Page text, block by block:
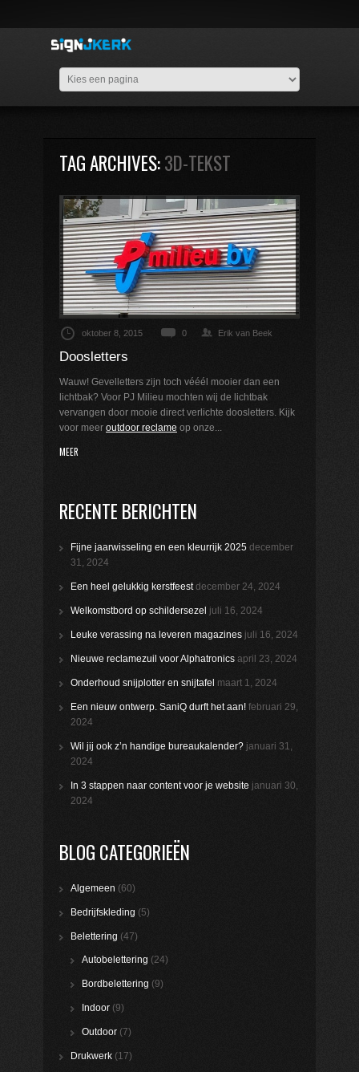
TAG ARCHIVES:3D-TEKST
oktober 8, 2015 0 Erik van Beek
Doosletters
Wauw! Gevelletters zijn toch vééél mooier dan een
lichtbak? Voor PJ Milieu mochten wij de lichtbak
vervangen door mooie direct verlichte doosletters. Kijk
voor meer outdoor reclame op onze...
MEER
RECENTE BERICHTEN
Fijne jaarwisseling en een kleurrijk 2025 december
31, 2024
Een heel gelukkig kerstfeest december 24, 2024
Welkomstbord op schildersezel juli 16, 2024
Leuke verassing na leveren magazines juli 16, 2024
Nieuwe reclamezuil voor Alphatronics april 23, 2024
Onderhoud snijplotter en snijtafel maart 1, 2024
Een nieuw ontwerp. SaniQ durft het aan! februari 29,
2024
Wil jij ook z’n handige bureaukalender? januari 31,
2024
In 3 stappen naar content voor je website januari 30,
2024
BLOG CATEGORIEËN
Algemeen (60)
Bedrijfskleding (5)
Belettering (47)
Autobelettering (24)
Bordbelettering (9)
Indoor (9)
Outdoor (7)
Drukwerk (17)